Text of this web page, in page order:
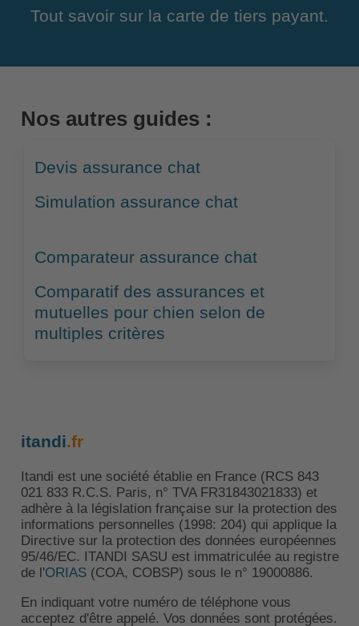
Tout savoir sur la carte de tiers payant.
Nos autres guides :
Devis assurance chat
Simulation assurance chat
Comparateur assurance chat
Comparatif des assurances et
mutuelles pour chien selon de
multiples critères
itandi.fr
Itandi est une société établie en France (RCS 843
021 833 R.C.S. Paris, n° TVA FR31843021833) et
adhère à la législation française sur la protection des
informations personnelles (1998: 204) qui applique la
Directive sur la protection des données européennes
95/46/EC. ITANDI SASU est immatriculée au registre
de l'ORIAS(COA, COBSP) sous le n° 19000886.
En indiquant votre numéro de téléphone vous
acceptez d'être appelé. Vos données sont protégées.